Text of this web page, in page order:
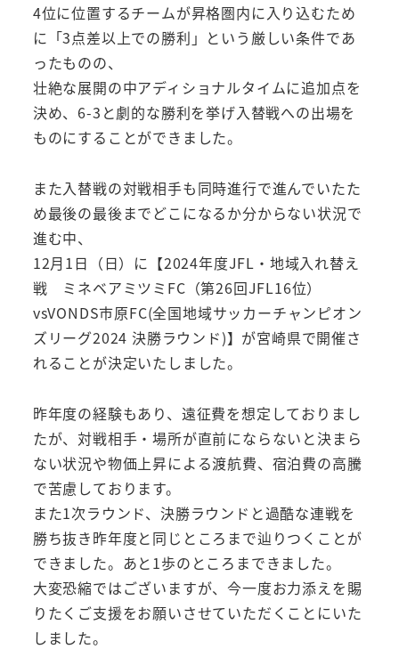
4位に位置するチームが昇格圏内に入り込むため
に「3点差以上での勝利」という厳しい条件であ
ったものの、
壮絶な展開の中アディショナルタイムに追加点を
決め、6-3と劇的な勝利を挙げ入替戦への出場を
ものにすることができました。
また入替戦の対戦相手も同時進行で進んでいたた
め最後の最後までどこになるか分からない状況で
進む中、
12月1日（日）に【2024年度JFL・地域入れ替え
戦 ミネベアミツミFC（第26回JFL16位）
vsVONDS市原FC(全国地域サッカーチャンピオン
ズリーグ2024 決勝ラウンド)】が宮崎県で開催さ
れることが決定いたしました。
昨年度の経験もあり、遠征費を想定しておりまし
たが、対戦相手・場所が直前にならないと決まら
ない状況や物価上昇による渡航費、宿泊費の高騰
で苦慮しております。
また1次ラウンド、決勝ラウンドと過酷な連戦を
勝ち抜き昨年度と同じところまで辿りつくことが
できました。あと1歩のところまできました。
大変恐縮ではございますが、今一度お力添えを賜
りたくご支援をお願いさせていただくことにいた
しました。